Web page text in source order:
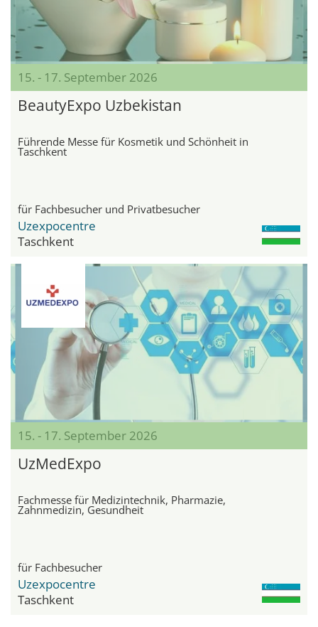
15. - 17. September 2026
BeautyExpo Uzbekistan
Führende Messe für Kosmetik und Schönheit in
Taschkent
für Fachbesucher und Privatbesucher
Uzexpocentre
Taschkent
15. - 17. September 2026
UzMedExpo
Fachmesse für Medizintechnik, Pharmazie,
Zahnmedizin, Gesundheit
für Fachbesucher
Uzexpocentre
Taschkent